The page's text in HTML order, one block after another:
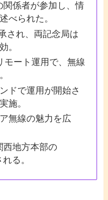
関係者が参加し、情
べられた。
され、両記念局は
。
モート運用で、無線
ドで運用が開始さ
施。
無線の魅力を広
西地方本部の
る。